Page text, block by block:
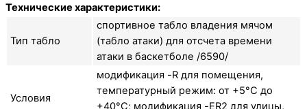
Технические характеристики:
Тип табло
спортивное табло владения мячом
(табло атаки) для отсчета времени
атаки в баскетболе /6590/
Условия
модификация -R для помещения,
температурный режим: от +5°C до
+40°C; модификация -ER2 для улицы,